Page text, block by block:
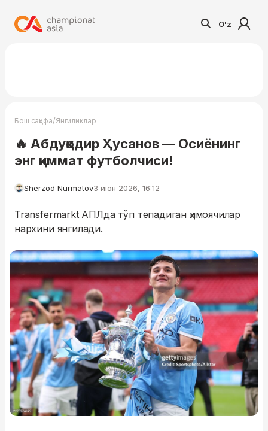
O'z
Бош саҳифа/Янгиликлар
🔥 Абдуқодир Ҳусанов — Осиёнинг
энг қиммат футболчиси!
Sherzod Nurmatov3 июн 2026, 16:12
Transfermarkt АПЛда тўп тепадиган ҳимоячилар
нархини янгилади.